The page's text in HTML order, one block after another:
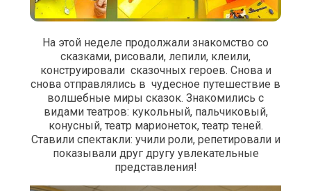
На этой неделе продолжали знакомство со
сказками, рисовали, лепили, клеили,
конструировали сказочных героев. Снова и
снова отправлялись в чудесное путешествие в
волшебные миры сказок. Знакомились с
видами театров: кукольный, пальчиковый,
конусный, театр марионеток, театр теней.
Ставили спектакли: учили роли, репетировали и
показывали друг другу увлекательные
представления!